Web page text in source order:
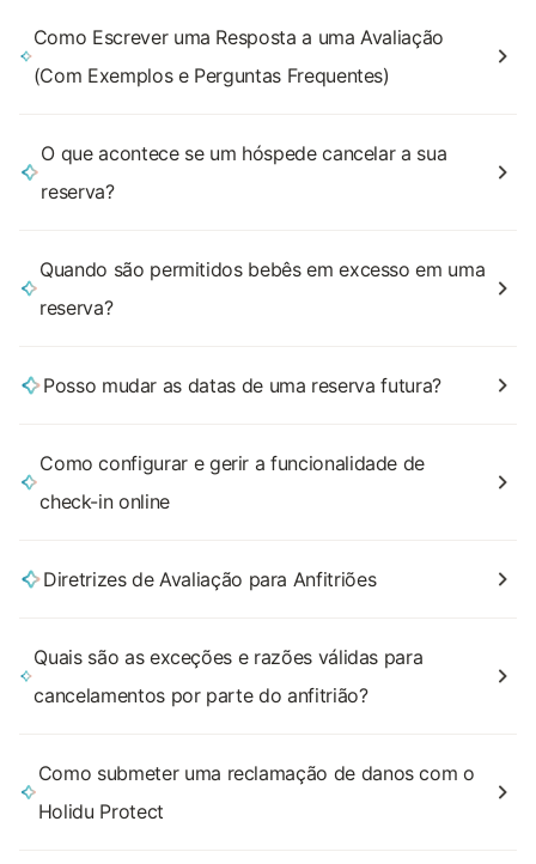
Como Escrever uma Resposta a uma Avaliação
(Com Exemplos e Perguntas Frequentes)
O que acontece se um hóspede cancelar a sua
reserva?
Quando são permitidos bebês em excesso em uma
reserva?
Posso mudar as datas de uma reserva futura?
Como configurar e gerir a funcionalidade de
check-in online
Diretrizes de Avaliação para Anfitriões
Quais são as exceções e razões válidas para
cancelamentos por parte do anfitrião?
Como submeter uma reclamação de danos com o
Holidu Protect